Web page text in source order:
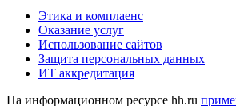
Этика и комплаенс
Оказание услуг
Использование сайтов
Защита персональных данных
ИТ аккредитация
На информационном ресурсе hh.ru